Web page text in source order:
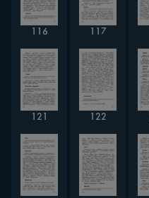
116 117
121 122